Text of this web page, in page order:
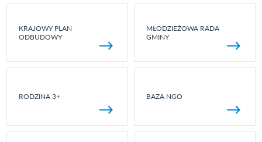
KRAJOWY PLAN
ODBUDOWY
MŁODZIEŻOWA RADA
GMINY
RODZINA 3+ BAZA NGO